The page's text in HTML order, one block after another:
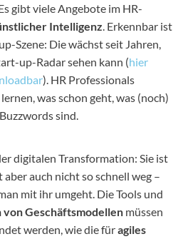
gibt viele Angebote im HR-
Intelligenz. Erkennbar ist
Szene: Die wächst seit Jahren,
up-Radar sehen kann (hier
). HR Professionals
was schon geht, was (noch)
sind.
digitalen Transformation: Sie ist
aber auch nicht so schnell weg –
mit ihr umgeht. Die Tools und
Geschäftsmodellen müssen
werden, wie die füragiles